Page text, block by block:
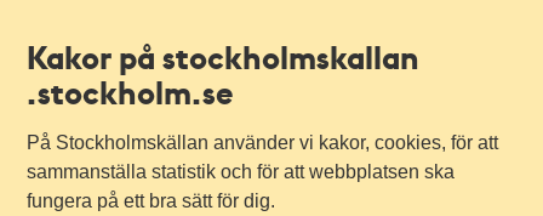
Kakor på stockholmskallan
.stockholm.se
På Stockholmskällan använder vi kakor, cookies, för att
sammanställa statistik och för att webbplatsen ska
fungera på ett bra sätt för dig.